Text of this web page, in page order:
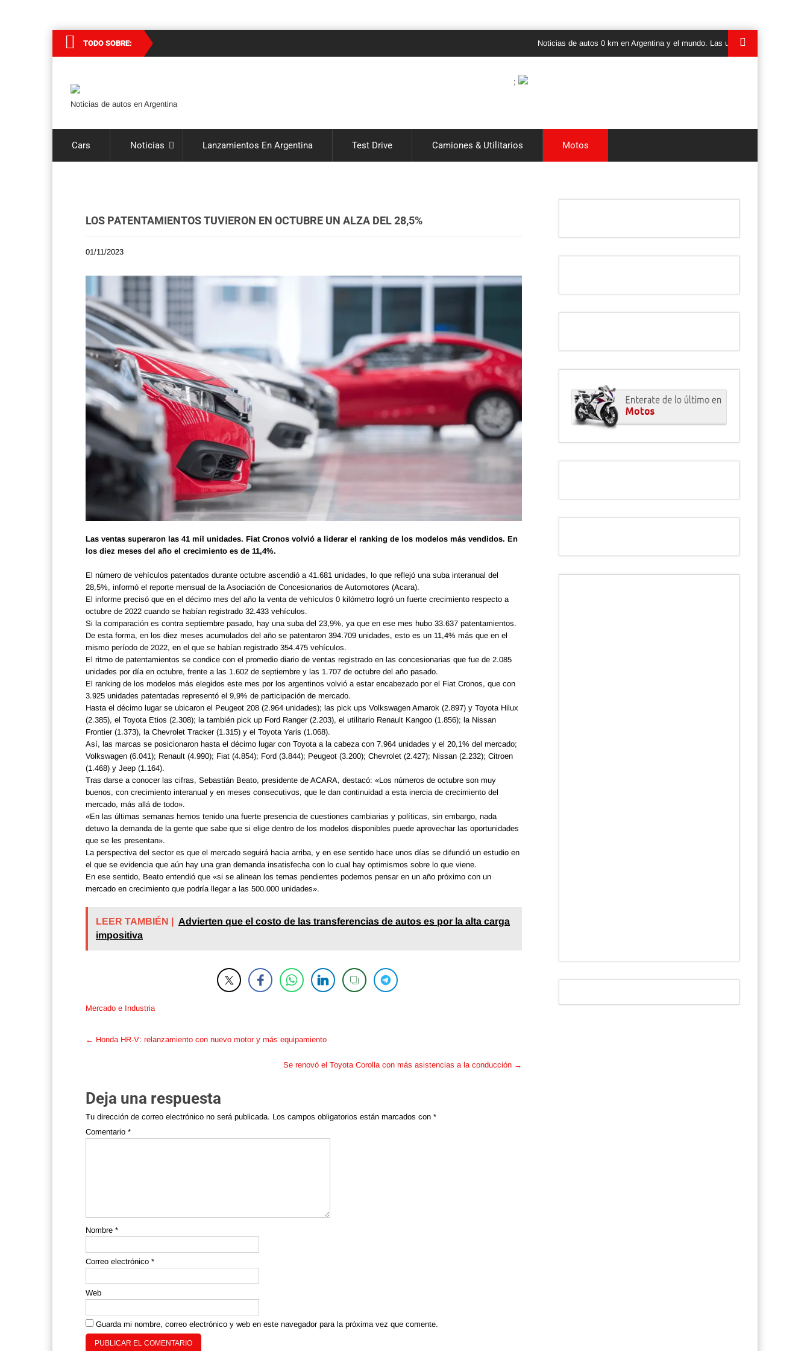
TODO SOBRE: Noticias de autos 0 km en Argentina y el mundo. Las ultimas novedades,
Noticias de autos en Argentina
;
Cars Noticias Lanzamientos En Argentina Test Drive Camiones & Utilitarios Motos
LOS PATENTAMIENTOS TUVIERON EN OCTUBRE UN ALZA DEL 28,5%
01/11/2023
Las ventas superaron las 41 mil unidades. Fiat Cronos volvió a liderar el ranking de los modelos más vendidos. En
los diez meses del año el crecimiento es de 11,4%.
El número de vehículos patentados durante octubre ascendió a 41.681 unidades, lo que reflejó una suba interanual del
28,5%, informó el reporte mensual de la Asociación de Concesionarios de Automotores (Acara).
El informe precisó que en el décimo mes del año la venta de vehículos 0 kilómetro logró un fuerte crecimiento respecto a
octubre de 2022 cuando se habían registrado 32.433 vehículos.
Si la comparación es contra septiembre pasado, hay una suba del 23,9%, ya que en ese mes hubo 33.637 patentamientos.
De esta forma, en los diez meses acumulados del año se patentaron 394.709 unidades, esto es un 11,4% más que en el
mismo período de 2022, en el que se habían registrado 354.475 vehículos.
El ritmo de patentamientos se condice con el promedio diario de ventas registrado en las concesionarias que fue de 2.085
unidades por día en octubre, frente a las 1.602 de septiembre y las 1.707 de octubre del año pasado.
El ranking de los modelos más elegidos este mes por los argentinos volvió a estar encabezado por el Fiat Cronos, que con
3.925 unidades patentadas representó el 9,9% de participación de mercado.
Hasta el décimo lugar se ubicaron el Peugeot 208 (2.964 unidades); las pick ups Volkswagen Amarok (2.897) y Toyota Hilux
(2.385), el Toyota Etios (2.308); la también pick up Ford Ranger (2.203), el utilitario Renault Kangoo (1.856); la Nissan
Frontier (1.373), la Chevrolet Tracker (1.315) y el Toyota Yaris (1.068).
Así, las marcas se posicionaron hasta el décimo lugar con Toyota a la cabeza con 7.964 unidades y el 20,1% del mercado;
Volkswagen (6.041); Renault (4.990); Fiat (4.854); Ford (3.844); Peugeot (3.200); Chevrolet (2.427); Nissan (2.232); Citroen
(1.468) y Jeep (1.164).
Tras darse a conocer las cifras, Sebastián Beato, presidente de ACARA, destacó: «Los números de octubre son muy
buenos, con crecimiento interanual y en meses consecutivos, que le dan continuidad a esta inercia de crecimiento del
mercado, más allá de todo».
«En las últimas semanas hemos tenido una fuerte presencia de cuestiones cambiarias y políticas, sin embargo, nada
detuvo la demanda de la gente que sabe que si elige dentro de los modelos disponibles puede aprovechar las oportunidades
que se les presentan».
La perspectiva del sector es que el mercado seguirá hacia arriba, y en ese sentido hace unos días se difundió un estudio en
el que se evidencia que aún hay una gran demanda insatisfecha con lo cual hay optimismos sobre lo que viene.
En ese sentido, Beato entendió que «si se alinean los temas pendientes podemos pensar en un año próximo con un
mercado en crecimiento que podría llegar a las 500.000 unidades».
LEER TAMBIÉN | Advierten que el costo de las transferencias de autos es por la alta carga
impositiva
Mercado e Industria
Post
← Honda HR-V: relanzamiento con nuevo motor y más equipamiento
Se renovó el Toyota Corolla con más asistencias a la conducción →
Deja una respuesta
Tu dirección de correo electrónico no será publicada. Los campos obligatorios están marcados con *
Comentario *
Nombre *
Correo electrónico *
Web
Guarda mi nombre, correo electrónico y web en este navegador para la próxima vez que comente.